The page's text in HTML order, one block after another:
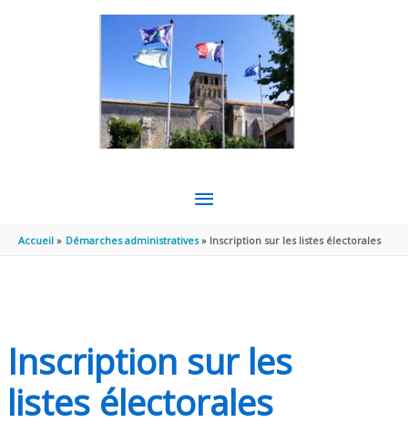
MENU
PRINCIPAL
Accueil Démarches administratives Inscription sur les listes électorales
Inscription sur les
listes électorales